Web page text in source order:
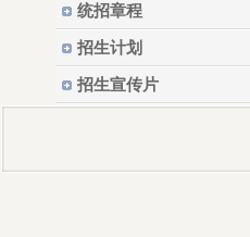
统招章程
招生计划
招生宣传片